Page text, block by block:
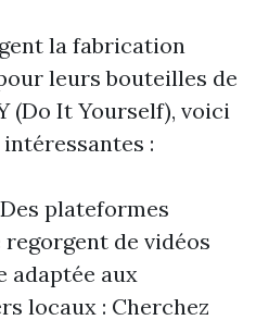
la fabrication
leurs bouteilles de
(Do It Yourself), voici
:
plateformes
regorgent de vidéos
adaptée aux
locaux : Cherchez